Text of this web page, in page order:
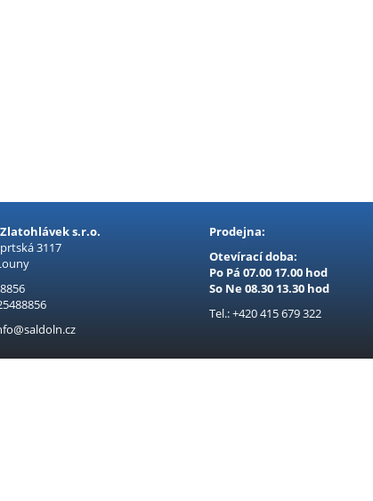
Zlatohlávek s.r.o.
3117
Prodejna:
Otevírací doba:
Po Pá 07.00 17.00 hod
So Ne 08.30 13.30 hod
Tel.: +420 415 679 322